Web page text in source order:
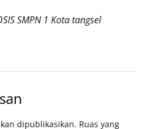
SMPN 1 Kota tangsel
dipublikasikan. Ruas yang